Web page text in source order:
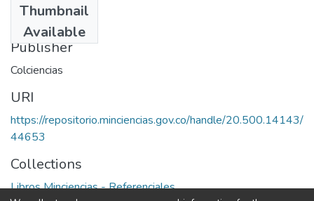
Thumbnail
Available
1997
Publisher
Colciencias
URI
https://repositorio.minciencias.gov.co/handle/20.500.14143/
44653
Collections
Libros Minciencias - Referenciales